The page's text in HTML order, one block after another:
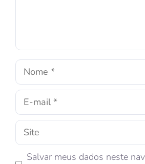
Salvar meus dados neste